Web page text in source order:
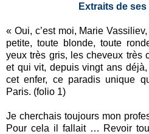
Extraits de ses
« Oui, c’est moi, Marie
petite, toute blonde, toute
yeux très gris, les cheveux très
et qui vit, depuis vingt ans déjà,
cet enfer, ce paradis unique
Paris. (folio 1)
Je cherchais toujours mon
Pour cela il fallait … Revoir